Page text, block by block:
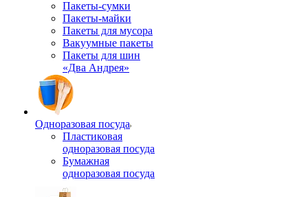
Пакеты-сумки
Пакеты-майки
Пакеты для мусора
Вакуумные пакеты
Пакеты для шин
«Два Андрея»
Одноразовая посуда
Пластиковая
одноразовая посуда
Бумажная
одноразовая посуда